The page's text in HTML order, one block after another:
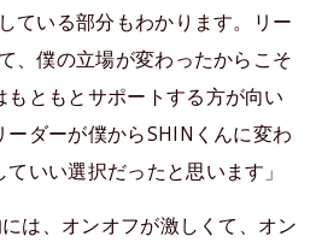
ている部分もわかります。リー
、僕の立場が変わったからこそ
もともとサポートする方が向い
ダーが僕からSHINくんに変わ
いい選択だったと思います」
は、オンオフが激しくて、オン